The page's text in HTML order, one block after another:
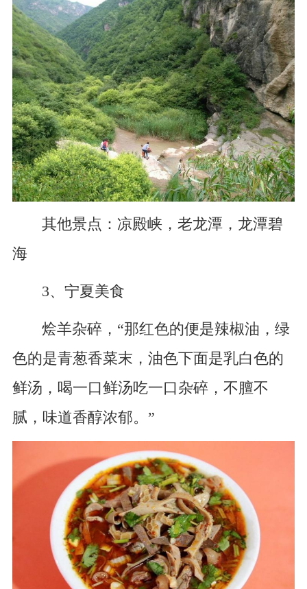
其他景点：凉殿峡，老龙潭，龙潭碧
海
3、宁夏美食
烩羊杂碎，“那红色的便是辣椒油，绿
色的是青葱香菜末，油色下面是乳白色的
鲜汤，喝一口鲜汤吃一口杂碎，不膻不
腻，味道香醇浓郁。”